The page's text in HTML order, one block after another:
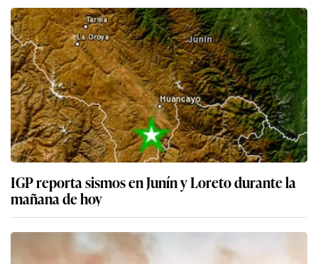
IGP reporta sismos en Junín y Loreto durante la
mañana de hoy